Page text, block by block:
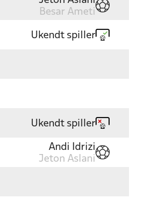
Besar Ameti
Ukendt spiller
Ukendt spiller
Andi Idrizi
Jeton Aslani